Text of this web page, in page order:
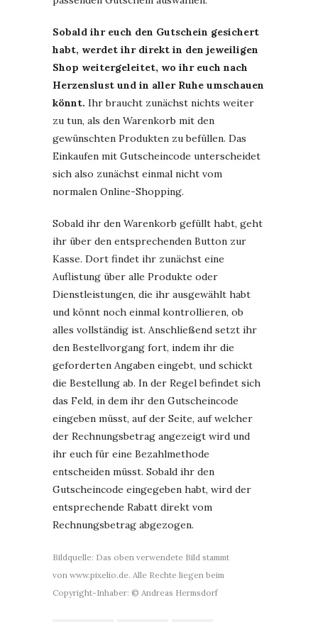
Sobald ihr euch den Gutschein gesichert
habt, werdet ihr direkt in den jeweiligen
Shop weitergeleitet, wo ihr euch nach
Herzenslust und in aller Ruhe umschauen
könnt. Ihr braucht zunächst nichts weiter
zu tun, als den Warenkorb mit den
gewünschten Produkten zu befüllen. Das
Einkaufen mit Gutscheincode unterscheidet
sich also zunächst einmal nicht vom
normalen Online-Shopping.
Sobald ihr den Warenkorb gefüllt habt, geht
ihr über den entsprechenden Button zur
Kasse. Dort findet ihr zunächst eine
Auflistung über alle Produkte oder
Dienstleistungen, die ihr ausgewählt habt
und könnt noch einmal kontrollieren, ob
alles vollständig ist. Anschließend setzt ihr
den Bestellvorgang fort, indem ihr die
geforderten Angaben eingebt, und schickt
die Bestellung ab. In der Regel befindet sich
das Feld, in dem ihr den Gutscheincode
eingeben müsst, auf der Seite, auf welcher
der Rechnungsbetrag angezeigt wird und
ihr euch für eine Bezahlmethode
entscheiden müsst. Sobald ihr den
Gutscheincode eingegeben habt, wird der
entsprechende Rabatt direkt vom
Rechnungsbetrag abgezogen.
Bildquelle: Das oben verwendete Bild stammt
von www.pixelio.de. Alle Rechte liegen beim
Copyright-Inhaber: © Andreas Hermsdorf